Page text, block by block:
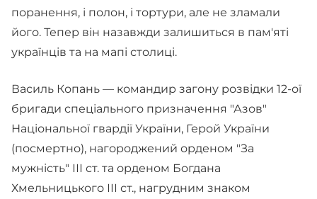
поранення, і полон, і тортури, але не зламали
його. Тепер він назавжди залишиться в пам'яті
українців та на мапі столиці.
Василь Копань — командир загону розвідки 12-ої
бригади спеціального призначення "Азов"
Національної гвардії України, Герой України
(посмертно), нагороджений орденом "За
мужність" ІІІ ст. та орденом Богдана
Хмельницького ІІІ ст., нагрудним знаком